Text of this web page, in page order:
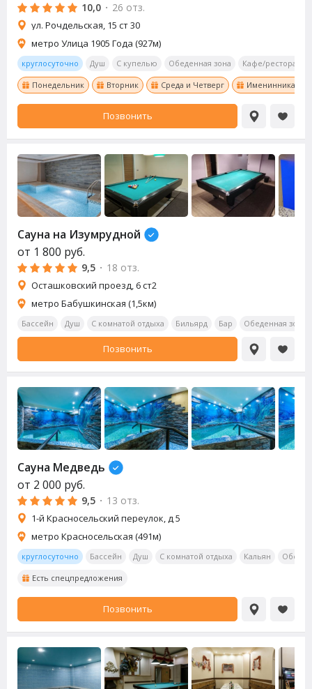
10,0 · 26 отз.
ул. Рочдельская, 15 ст 30
метро Улица 1905 Года (927м)
круглосуточно Душ С купелью Обеденная зона Кафе/ресторан
Понедельник Вторник Среда и Четверг Именинникам
Позвонить
Сауна на Изумрудной
от 1 800 руб.
9,5 · 18 отз.
​Осташковский проезд, 6 ст2
метро Бабушкинская (1,5км)
Бассейн Душ С комнатой отдыха Бильярд Бар Обеденная зона
Позвонить
Сауна Медведь
от 2 000 руб.
9,5 · 13 отз.
1-й Красносельский переулок, д 5
метро Красносельская (491м)
круглосуточно Бассейн Душ С комнатой отдыха Кальян
Есть спецпредложения
Позвонить